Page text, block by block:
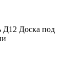
Д12 Доска под